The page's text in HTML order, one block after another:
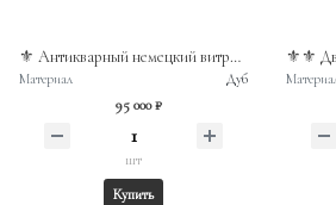
⚜️ Антикварный немецкий витринный шкаф эпохи ар-деко (начало XX века)
Материал Дуб
95 000 ₽
шт
Купить